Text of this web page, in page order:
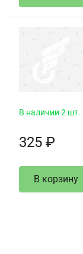
В наличии 2 шт.
325 ₽
В корзину